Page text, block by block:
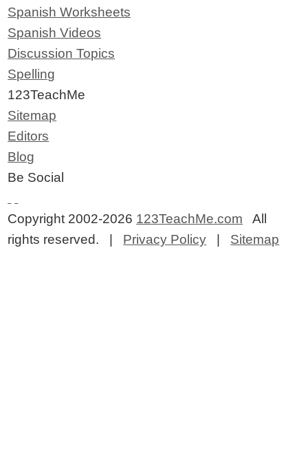
Spanish Worksheets
Spanish Videos
Discussion Topics
Spelling
123TeachMe
Sitemap
Editors
Blog
Be Social
Copyright 2002-2026 123TeachMe.com All
rights reserved. | Privacy Policy Sitemap